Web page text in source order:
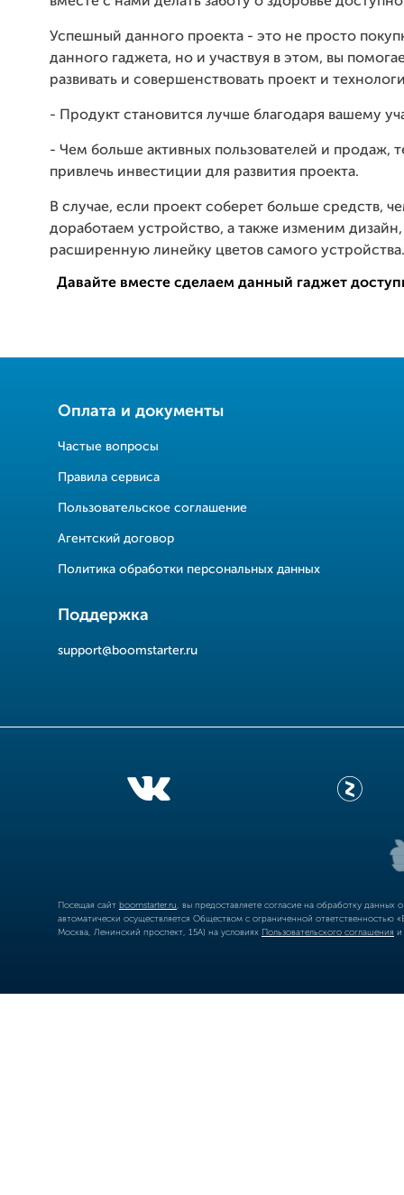
Успешный данного проекта - это не просто
данного гаджета, но и участвуя в этом, вы
развивать и совершенствовать проект и
- Продукт становится лучше благодаря вашему
- Чем больше активных пользователей и продаж,
привлечь инвестиции для развития проекта.
В случае, если проект соберет больше средств,
доработаем устройство, а также изменим
расширенную линейку цветов самого устройства.
Давайте вместе сделаем данный гаджет
Оплата и документы
Частые вопросы
Правила сервиса
Пользовательское соглашение
Агентский договор
Политика обработки персональных данных
Поддержка
support@boomstarter.ru
Посещая сайт boomstarter.ru , вы предоставляете согласие на обработку
автоматически осуществляется Обществом с ограниченной
Москва, Ленинский проспект, 15А) на условиях Пользовательского соглашения и